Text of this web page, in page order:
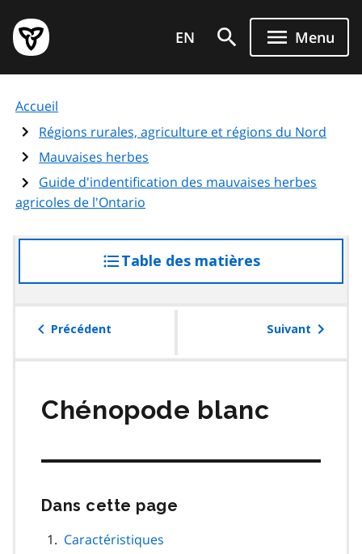
au
contenu
principal
Page
d'accueil
de
l'Ontario
EN Menu
Accueil
Régions rurales, agriculture et régions du Nord
Mauvaises herbes
Guide d'indentification des mauvaises herbes
agricoles de l'Ontario
Table des matières
à
table
Précédent Suivant
Chénopode blanc
Dans cette page
Caractéristiques